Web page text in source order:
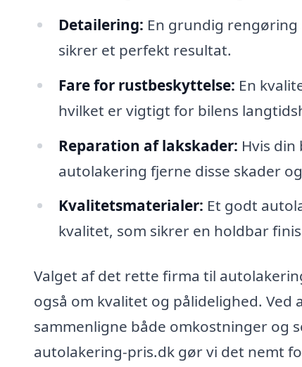
Detailering: En grundig
sikrer et perfekt resultat.
Fare for rustbeskyttelse: En
hvilket er vigtigt for bilens
Reparation af lakskader: Hvis
autolakering fjerne disse skader
Kvalitetsmaterialer: Et godt
kvalitet, som sikrer en holdbar
Valget af det rette firma til
også om kvalitet og pålidelighed.
sammenligne både omkostninger og
autolakering-pris.dk gør vi det nemt